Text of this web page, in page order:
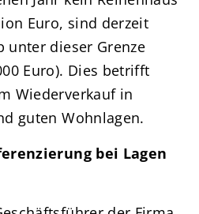
Euro, sind derzeit
unter dieser Grenze
Euro). Dies betrifft
Wiederverkauf in
guten Wohnlagen.
bei Lagen